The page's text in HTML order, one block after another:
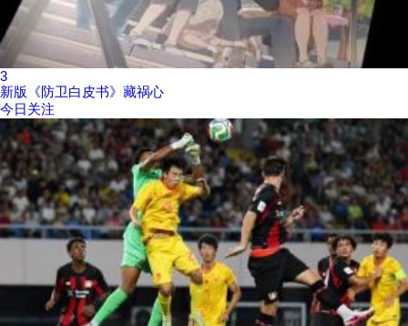
3
新版《防卫白皮书》藏祸心
今日关注